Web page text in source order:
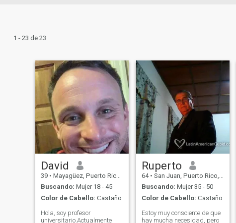
1 - 23 de 23
David
39 • Mayagüez, Puerto Rico, Puerto Rico
Buscando: Mujer 18 - 45
Color de Cabello: Castaño
Hola, soy profesor
universitario.Actualmente
Ruperto
64 • San Juan, Puerto Rico, Puerto Rico
Buscando: Mujer 35 - 50
Color de Cabello: Castaño
Estoy muy consciente de que
hay mucha necesidad, pero